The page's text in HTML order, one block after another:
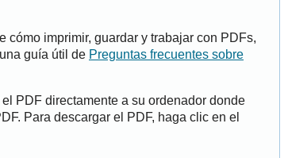
cómo imprimir, guardar y trabajar con PDFs,
guía útil de Preguntas frecuentes sobre
PDF directamente a su ordenador donde
Para descargar el PDF, haga clic en el